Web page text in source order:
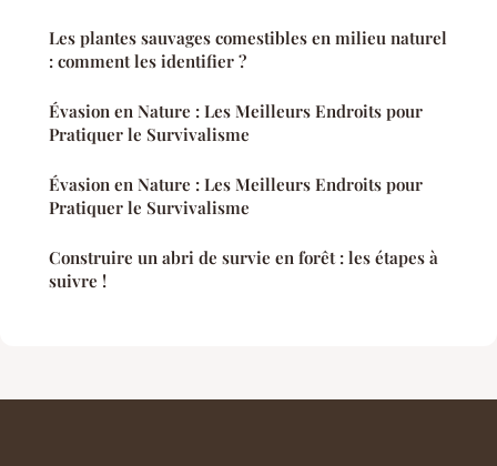
Les plantes sauvages comestibles en milieu naturel
: comment les identifier ?
Évasion en Nature : Les Meilleurs Endroits pour
Pratiquer le Survivalisme
Évasion en Nature : Les Meilleurs Endroits pour
Pratiquer le Survivalisme
Construire un abri de survie en forêt : les étapes à
suivre !